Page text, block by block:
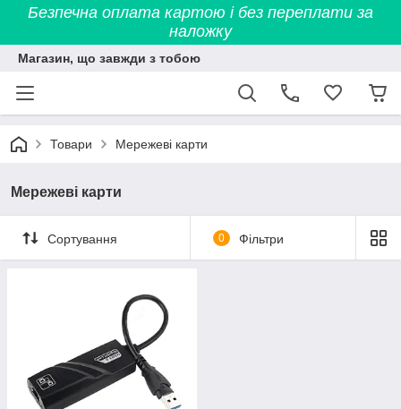
Безпечна оплата картою і без переплати за
наложку
Магазин, що завжди з тобою
Товари Мережеві карти
Мережеві карти
Сортування 0 Фільтри